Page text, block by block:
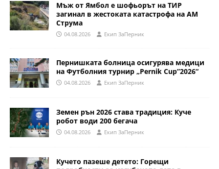
Мъж от Ямбол е шофьорът на ТИР
загинал в жестоката катастрофа на АМ
Струма
04.08.2026 Eкип ЗаПерник
Пернишката болница осигурява медици
на Футболния турнир „Pernik Cup”2026“
04.08.2026 Eкип ЗаПерник
Земен рън 2026 става традиция: Куче
робот води 200 бегача
04.08.2026 Eкип ЗаПерник
Кучето пазеше детето: Горещи